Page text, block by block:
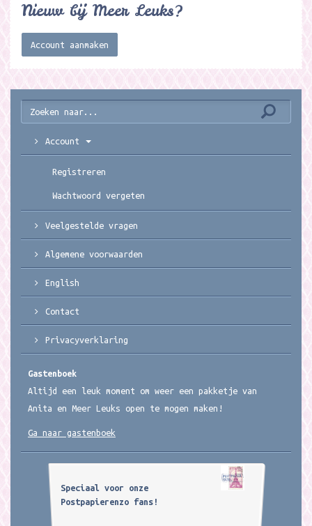
Nieuw bij Meer Leuks?
Account aanmaken
Account
Registreren
Wachtwoord vergeten
Veelgestelde vragen
Algemene voorwaarden
English
Contact
Privacyverklaring
Gastenboek
Altijd een leuk moment om weer een pakketje van
Anita en Meer Leuks open te mogen maken!
Ga naar gastenboek
Speciaal voor onze
Postpapierenzo fans!